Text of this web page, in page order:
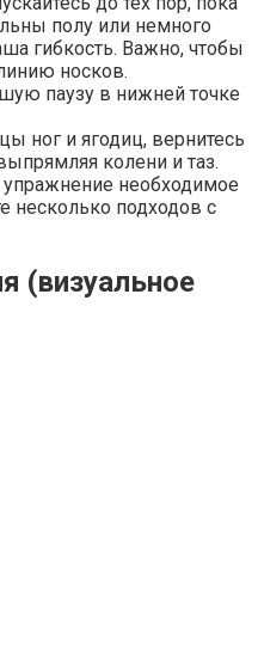
полу или немного
гибкость. Важно, чтобы
носков.
паузу в нижней точке
ног и ягодиц, вернитесь
колени и таз.
упражнение необходимое
несколько подходов с
(визуальное